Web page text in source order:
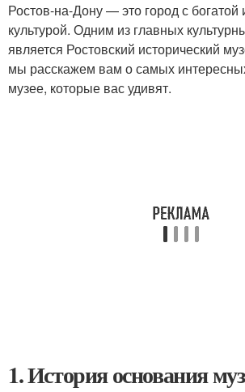
Ростов-на-Дону — это город с богатой
культурой. Одним из главных
является Ростовский исторический
мы расскажем вам о самых
музее, которые вас удивят.
1. История основания